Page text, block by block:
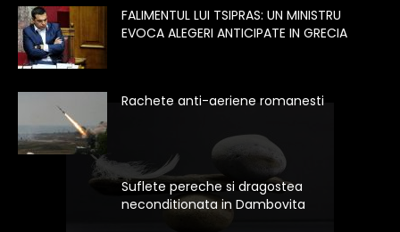
FALIMENTUL LUI TSIPRAS: UN MINISTRU
EVOCA ALEGERI ANTICIPATE IN GRECIA
Rachete anti-aeriene romanesti
Suflete pereche si dragostea
neconditionata in Dambovita